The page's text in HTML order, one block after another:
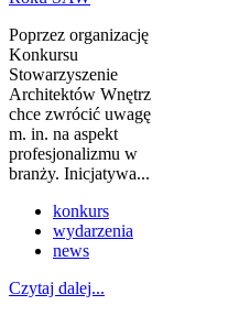
Poprzez organizację
Konkursu
Stowarzyszenie
Architektów Wnętrz
chce zwrócić uwagę
m. in. na aspekt
profesjonalizmu w
branży. Inicjatywa...
konkurs
wydarzenia
news
Czytaj dalej...